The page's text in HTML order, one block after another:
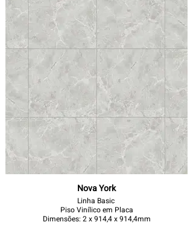
Nova York
Linha Basic
Piso Vinílico em Placa
Dimensões: 2 x 914,4 x 914,4mm